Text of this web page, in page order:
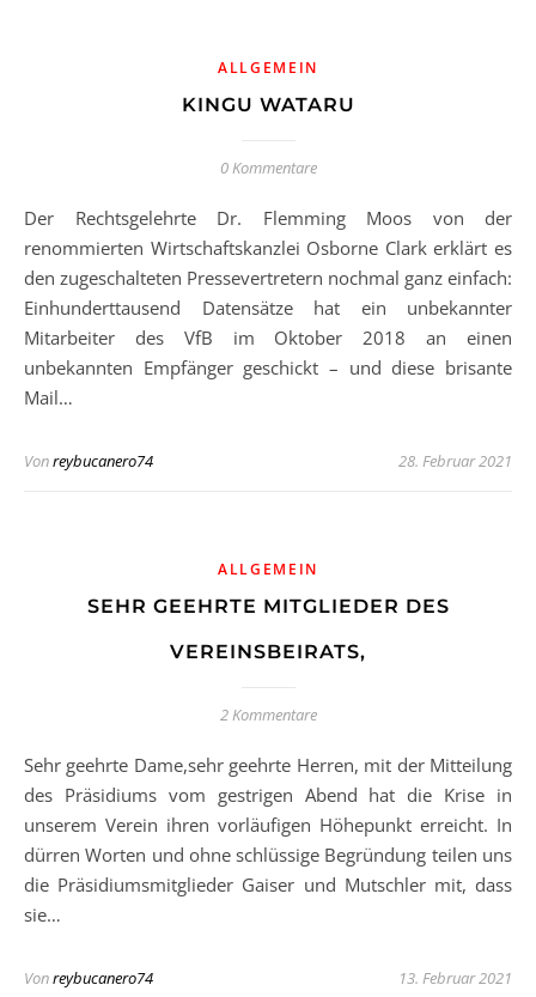
ALLGEMEIN
KINGU WATARU
0 Kommentare
Der Rechtsgelehrte Dr. Flemming Moos von der
renommierten Wirtschaftskanzlei Osborne Clark erklärt es
den zugeschalteten Pressevertretern nochmal ganz einfach:
Einhunderttausend Datensätze hat ein unbekannter
Mitarbeiter des VfB im Oktober 2018 an einen
unbekannten Empfänger geschickt – und diese brisante
Mail…
Vonreybucanero74 28. Februar 2021
ALLGEMEIN
SEHR GEEHRTE MITGLIEDER DES
VEREINSBEIRATS,
2 Kommentare
Sehr geehrte Dame,sehr geehrte Herren, mit der Mitteilung
des Präsidiums vom gestrigen Abend hat die Krise in
unserem Verein ihren vorläufigen Höhepunkt erreicht. In
dürren Worten und ohne schlüssige Begründung teilen uns
die Präsidiumsmitglieder Gaiser und Mutschler mit, dass
sie…
Vonreybucanero74 13. Februar 2021